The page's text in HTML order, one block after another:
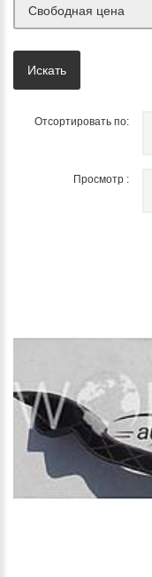
Свободная цена
Отсортировать по:
Просмотр :